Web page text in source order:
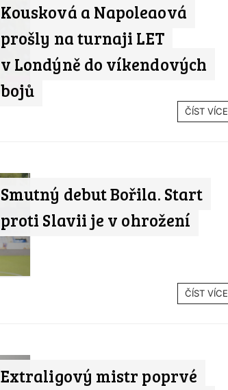
Kousková a Napoleaová
prošly na turnaji LET
v Londýně do víkendových
bojů
ČÍST VÍCE
Smutný debut Bořila. Start
proti Slavii je v ohrožení
ČÍST VÍCE
Extraligový mistr poprvé